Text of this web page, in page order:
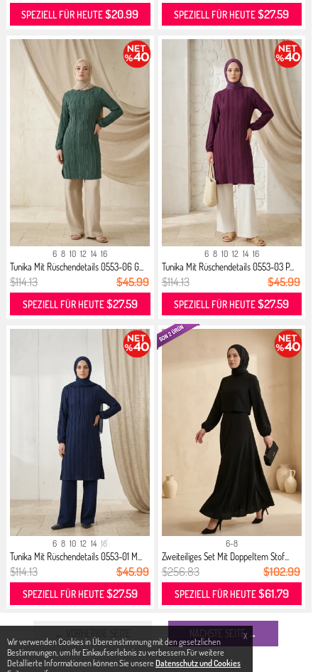
X
Wir verwenden Cookies in Übereinstimmung mit den gesetzlichen
Bestimmungen, um Ihr Einkaufserlebnis zu verbessern.Für weitere
Detallierte Informationen können Sie unsere Datenschutz und Cookies
SPEZIELL FÜR HEUTE$20.99 SPEZIELL FÜR HEUTE$27.59
6 8 10 12 14 16
Tunika Mit Rüschendetails 0553-06 G...
$114.13 $45.99
SPEZIELL FÜR HEUTE$27.59
6 8 10 12 14 16
Tunika Mit Rüschendetails 0553-03 P...
$114.13 $45.99
SPEZIELL FÜR HEUTE$27.59
6 8 10 12 14 16
Tunika Mit Rüschendetails 0553-01 M...
$114.13 $45.99
SPEZIELL FÜR HEUTE$27.59
6-8
Zweiteiliges Set Mit Doppeltem Stof...
$256.83 $102.99
SPEZIELL FÜR HEUTE$61.79
NÄCHSTE SEITE →